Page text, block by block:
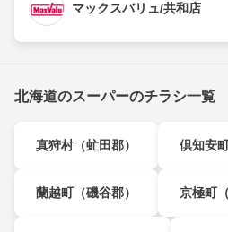
マックスバリュ/共和店
北海道のスーパーのチラシ一覧
真狩村（虻田郡） 倶知安
蘭越町（磯谷郡） 京極町